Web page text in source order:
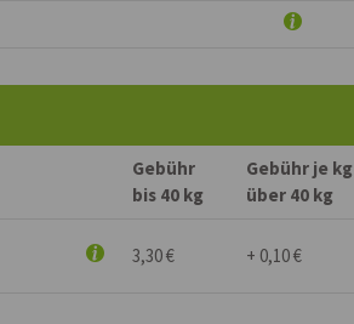
Gebühr
bis 40 kg
Gebühr je kg
über 40 kg
3,30 € + 0,10 €